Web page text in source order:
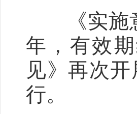
《实施意
年，有效
见》再次
行。